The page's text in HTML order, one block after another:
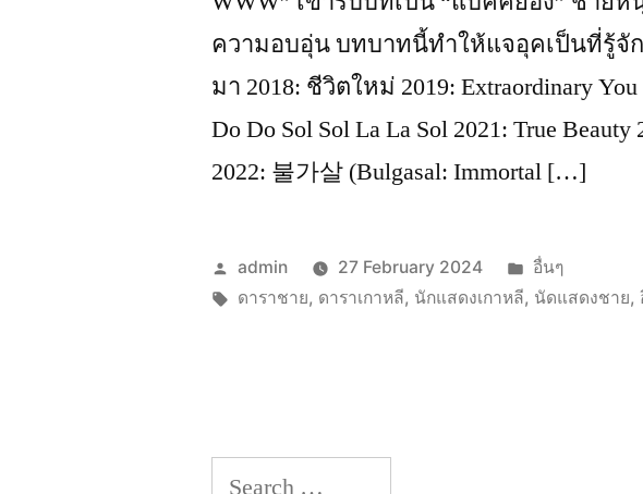
ความอบอุ่น บทบาทนี้ทำให้แจอุคเป็นที่รู้จั
มา 2018: ชีวิตใหม่ 2019: Extraordinary You
Do Do Sol Sol La La Sol 2021: True
2022: 불가살 (Bulgasal: Immortal […]
Posted
by
admin 27 February 2024
Posted
in
อื่นๆ
Tags:
ดาราชาย, ดาราเกาหลี, นักแสดงเกาหลี, นัดแสดงชาย,
Search